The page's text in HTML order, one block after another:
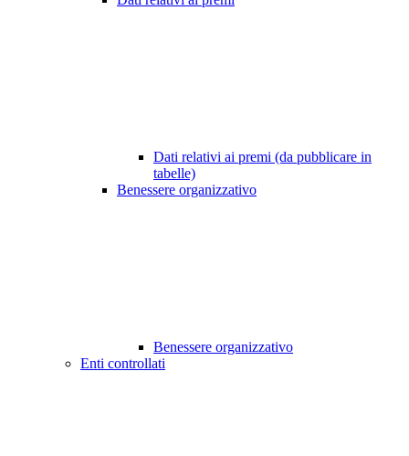
Dati relativi ai premi (da pubblicare in
tabelle)
Benessere organizzativo
Benessere organizzativo
Enti controllati